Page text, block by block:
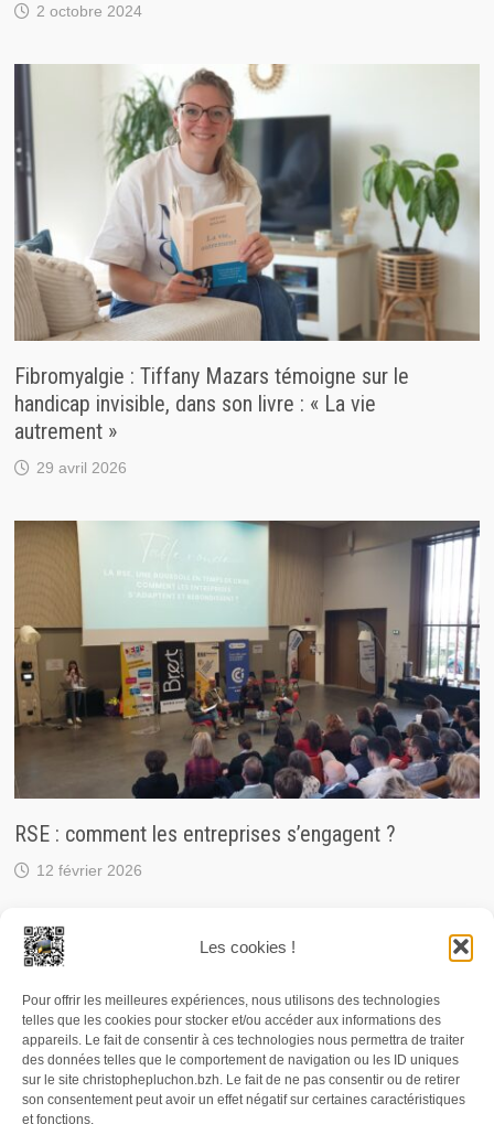
Les cookies !
Pour offrir les meilleures expériences, nous utilisons des technologies
telles que les cookies pour stocker et/ou accéder aux informations des
appareils. Le fait de consentir à ces technologies nous permettra de traiter
des données telles que le comportement de navigation ou les ID uniques
sur le site christophepluchon.bzh. Le fait de ne pas consentir ou de retirer
son consentement peut avoir un effet négatif sur certaines caractéristiques
et fonctions.
2 octobre 2024
Fibromyalgie : Tiffany Mazars témoigne sur le
handicap invisible, dans son livre : « La vie
autrement »
29 avril 2026
RSE : comment les entreprises s’engagent ?
12 février 2026
© 2026 Christophe Pluchon, journaliste / RCF. Carte de
presse n° 76813. Numéro SIRET : 497 819 490 00036. Les
photographies, textes et enregistrements audio publiés
et/ou diffusés depuis le site christophepluchon.bzh sont